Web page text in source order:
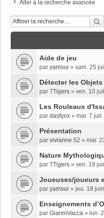
Aller à la recherche avancée
Aide de jeu
par yamsur » sam. 25
Détecter les
par 7Tigers » ven. 10
Les Rouleaux
par dasfynx » mar. 7
Présentation
par vivianne 52 » mar.
Nature
par 7Tigers » ven. 19
Joueuses/joueurs
par yamsur » jeu. 18
Enseignements
par GianniVacca » lun.